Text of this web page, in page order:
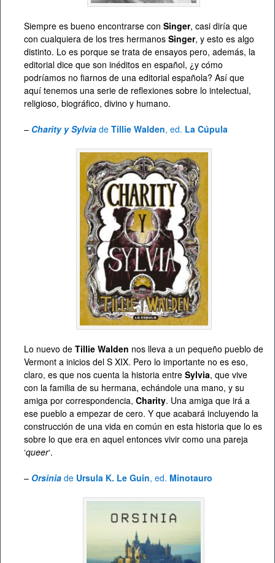
Siempre es bueno encontrarse con Singer, casi diría que
con cualquiera de los tres hermanos Singer, y esto es algo
distinto. Lo es porque se trata de ensayos pero, además, la
editorial dice que son inéditos en español, ¿y cómo
podríamos no fiarnos de una editorial española? Así que
aquí tenemos una serie de reflexiones sobre lo intelectual,
religioso, biográfico, divino y humano.
– Charity y Sylvia de Tillie Walden, ed. La Cúpula
Lo nuevo de Tillie Walden nos lleva a un pequeño pueblo de
Vermont a inicios del S XIX. Pero lo importante no es eso,
claro, es que nos cuenta la historia entre Sylvia, que vive
con la familia de su hermana, echándole una mano, y su
amiga por correspondencia, Charity. Una amiga que irá a
ese pueblo a empezar de cero. Y que acabará incluyendo la
construcción de una vida en común en esta historia que lo es
sobre lo que era en aquel entonces vivir como una pareja
‘queer‘.
– Orsinia de Ursula K. Le Guin, ed. Minotauro